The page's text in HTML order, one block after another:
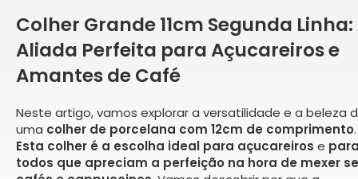
Colher Grande 11cm Segunda Linha:
Aliada Perfeita para Açucareiros e
Amantes de Café
Neste artigo, vamos explorar a versatilidade e a beleza
uma colher de porcelana com 12cm de comprimento.
Esta colher é a escolha ideal para açucareiros e
todos que apreciam a perfeição na hora de mexer